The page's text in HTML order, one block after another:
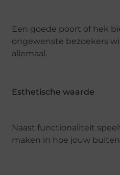
Een goede poort of hek
ongewenste bezoekers
allemaal.
Esthetische waarde
Naast functionaliteit
maken in hoe jouw